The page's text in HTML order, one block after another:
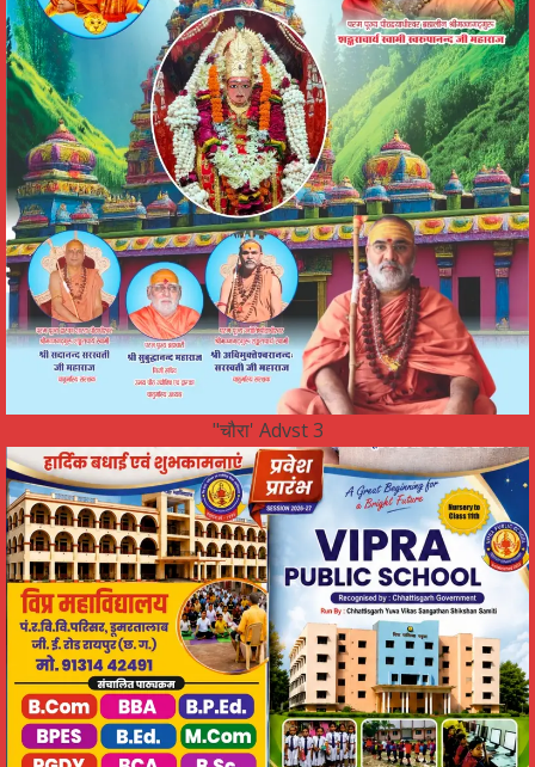
"चौरा' Advst 3